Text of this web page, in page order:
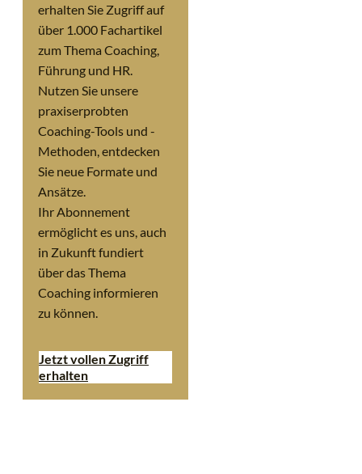
erhalten Sie Zugriff auf
über 1.000 Fachartikel
zum Thema Coaching,
Führung und HR.
Nutzen Sie unsere
praxiserprobten
Coaching-Tools und -
Methoden, entdecken
Sie neue Formate und
Ansätze.
Ihr Abonnement
ermöglicht es uns, auch
in Zukunft fundiert
über das Thema
Coaching informieren
zu können.
Jetzt vollen Zugriff
erhalten